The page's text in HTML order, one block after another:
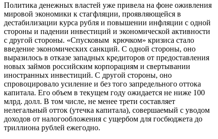
Политика денежных властей уже привела на фоне оживления
мировой экономики к стагфляции, проявляющейся в
дестабилизации курса рубля и повышении инфляции с одной
стороны и падении инвестиций и экономической активности
с другой стороны. «Спусковым крючком» кризиса стало
введение экономических санкций. С одной стороны, оно
выразилось в отказе западных кредиторов от предоставления
новых займов российским корпорациям и свертывании
иностранных инвестиций. С другой стороны, оно
спровоцировало усиление и без того запредельного оттока
капитала. Его объем в текущем году ожидается не ниже 100
млрд. долл. В том числе, не менее трети составляет
нелегальный отток (утечка капитала), совершаемый с уводом
доходов от налогообложения с ущербом для госбюджета до
триллиона рублей ежегодно.